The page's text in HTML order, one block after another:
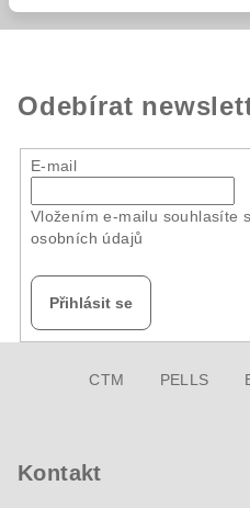
Odebírat
E-mail
Vložením e-mailu souhlasíte s
osobních údajů
Přihlásit se
CTM PELLS
Kontakt